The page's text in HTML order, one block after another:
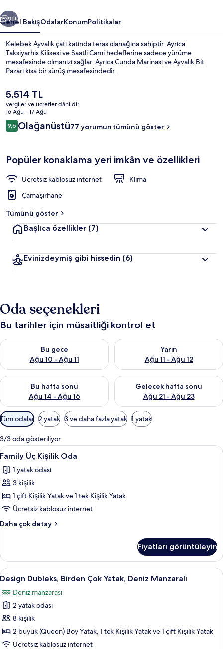
Konaklama yerinin ön cephesi
Sonraki
91+
Genel BakışOdalarKonumPolitikalar
Kelebek Ayvalık çatı katında teras olanağına sahiptir. Ayrıca
Taksiyarhis Kilisesi ve Saatli Cami hedeflerine sadece yürüme
mesafesinde olmanızı sağlar. Ayrıca Cunda Marinası ve Ayvalık Bit
Pazarı kısa bir sürüş mesafesindedir.
Şu
anki
fiyat
5.514 TL
5.514 TL
vergiler ve ücretler dâhildir
16 Ağu - 17 Ağu
Yorumlar
9,69,6/10
Olağanüstü77 yorumun tümünü göster
Popüler konaklama yeri imkân ve özellikleri
Ücretsiz kablosuz internet
Klima
Çamaşırhane
Tümünü göster
Başlıca özellikler (7)
Evinizdeymiş gibi hissedin (6)
Oda seçenekleri
Bu tarihler için müsaitliği kontrol et
Bu gece
Ağu 10 - Ağu 11
Bu gece için müsaitliği kontrol et Ağu 10 - Ağu 11
Yarın
Ağu 11 - Ağu 12
Yarın için müsaitliği kontrol et
Bu hafta sonu
Ağu 14 - Ağu 16
Bu hafta sonu için müsaitliği kontrol et Ağu 14 - Ağu 16
Gelecek hafta sonu
Ağu 21 - Ağu 23
Önümüzdeki hafta sonu için
Odalar
için
mevcut
filtreler
Tüm odalar 2 yatak 3 ve daha fazla yatak 1 yatak
3/3 oda gösteriliyor
Family
Üç
Kişilik
Oda
için
tüm
fotoğrafları
görün
Masa, dizüstü bilgisayar çalışma
11
Family Üç Kişilik Oda
1 yatak odası
3 kişilik
1 çift Kişilik Yatak ve 1 tek Kişilik Yatak
Ücretsiz kablosuz internet
Daha çok detay
Family
hakkında
daha
fazla
detay
Fiyatları görüntüleyin
Design
Dubleks,
Birden
Çok
Yatak,
Deniz
Manzaralı
Masa, dizüstü bilgisayar çalışma
42
Design Dubleks, Birden Çok Yatak, Deniz Manzaralı
Deniz manzarası
2 yatak odası
8 kişilik
2 büyük (Queen) Boy Yatak, 1 tek Kişilik Yatak ve 1 çift Kişilik Yatak
Ücretsiz kablosuz internet